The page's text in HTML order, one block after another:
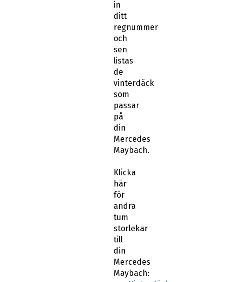
in
ditt
regnummer
och
sen
listas
de
vinterdäck
som
passar
på
din
Mercedes
Maybach.
Klicka
här
för
andra
tum
storlekar
till
din
Mercedes
Maybach: